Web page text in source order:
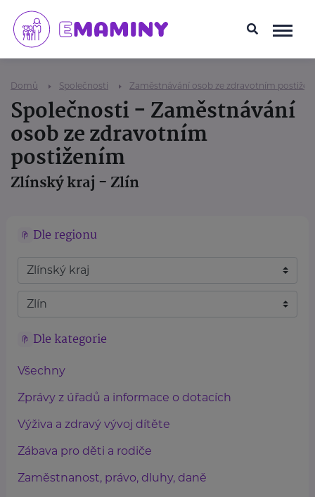
Domů Společnosti Zaměstnávání osob ze zdravotním
Společnosti - Zaměstnávání
osob ze zdravotním
postižením
Zlínský kraj - Zlín
Dle regionu
Dle kategorie
Všechny
Zprávy z úřadů a informace o dotacích
Výživa a zdravý vývoj dítěte
Zábava pro děti a rodiče
Zaměstnanost, právo, dluhy, daně